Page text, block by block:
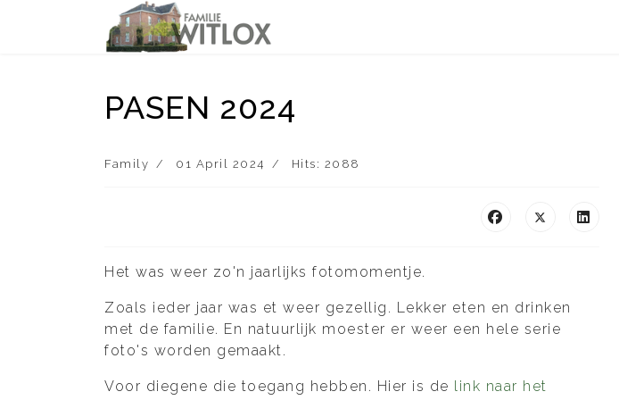
PASEN 2024
Family 01 April 2024 Hits: 2088
Het was weer zo'n jaarlijks fotomomentje.
Zoals ieder jaar was et weer gezellig. Lekker eten en drinken
met de familie. En natuurlijk moester er weer een hele serie
foto's worden gemaakt.
Voor diegene die toegang hebben. Hier is de link naar het